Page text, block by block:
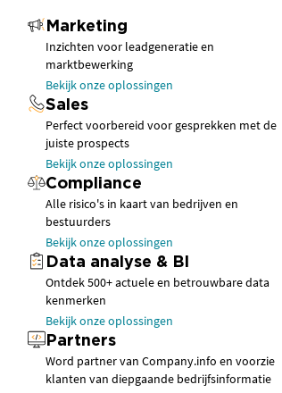
Marketing
Inzichten voor leadgeneratie en
marktbewerking
Bekijk onze oplossingen
Sales
Perfect voorbereid voor gesprekken met de
juiste prospects
Bekijk onze oplossingen
Compliance
Alle risico's in kaart van bedrijven en
bestuurders
Bekijk onze oplossingen
Data analyse & BI
Ontdek 500+ actuele en betrouwbare data
kenmerken
Bekijk onze oplossingen
Partners
Word partner van Company.info en voorzie
klanten van diepgaande bedrijfsinformatie